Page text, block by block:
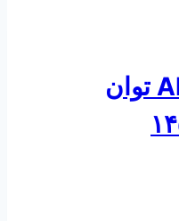
الکتروموتور ABB توان